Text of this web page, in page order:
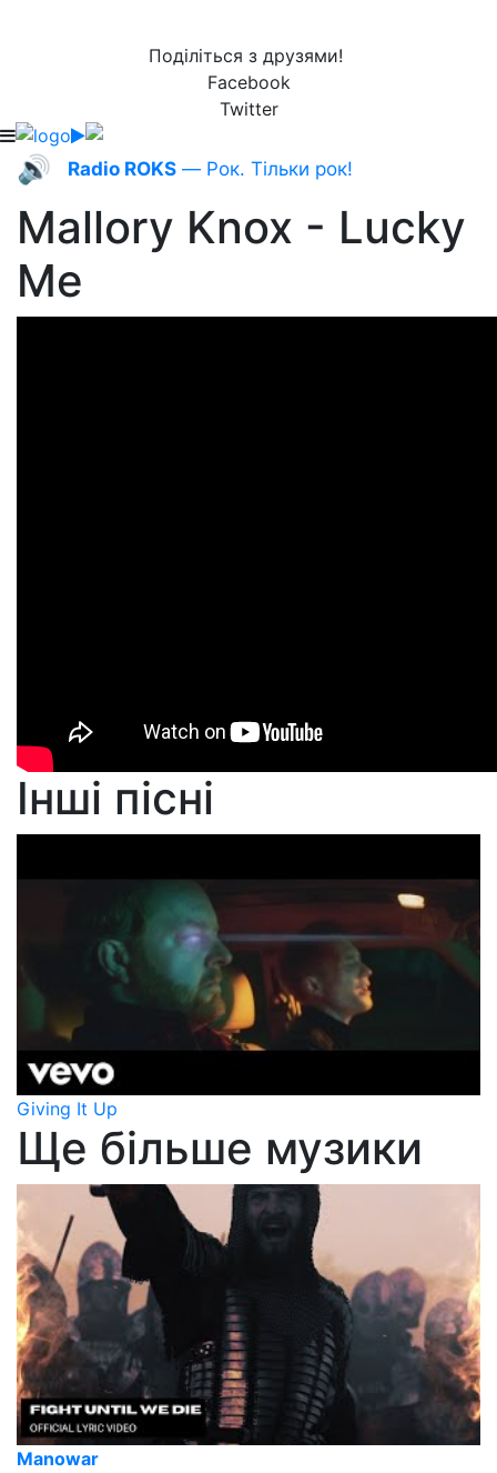
Поділіться з друзями!
Facebook
Twitter
🔊 Radio ROKS — Рок. Тільки рок!
Mallory Knox - Lucky
Me
Інші пісні
Giving It Up
Ще більше музики
Manowar